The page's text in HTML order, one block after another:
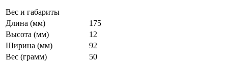
Вес и габариты
Длина (мм)
175
Высота (мм)
12
Ширина (мм)
92
Вес (грамм)
50